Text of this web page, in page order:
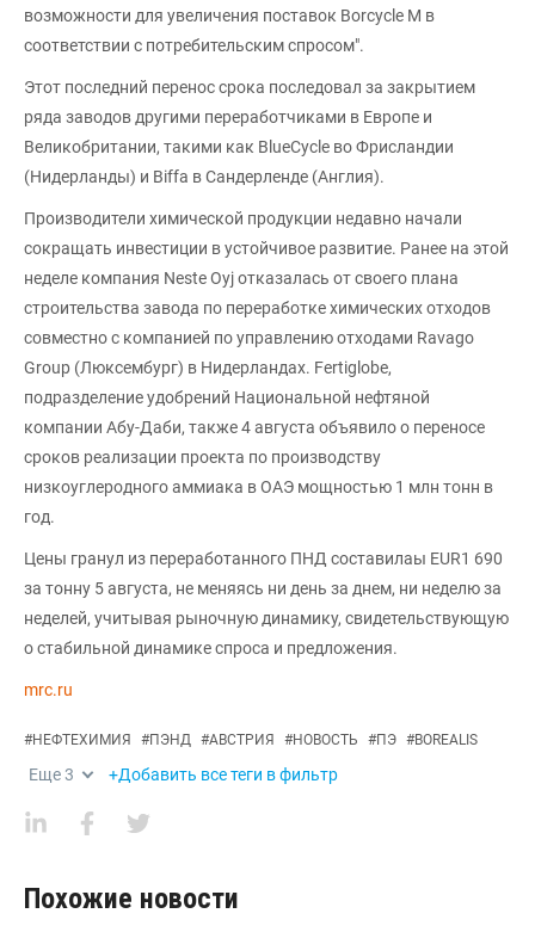
возможности для увеличения поставок Borcycle M в
соответствии с потребительским спросом".
Этот последний перенос срока последовал за закрытием
ряда заводов другими переработчиками в Европе и
Великобритании, такими как BlueCycle во Фрисландии
(Нидерланды) и Biffa в Сандерленде (Англия).
Производители химической продукции недавно начали
сокращать инвестиции в устойчивое развитие. Ранее на этой
неделе компания Neste Oyj отказалась от своего плана
строительства завода по переработке химических отходов
совместно с компанией по управлению отходами Ravago
Group (Люксембург) в Нидерландах. Fertiglobe,
подразделение удобрений Национальной нефтяной
компании Абу-Даби, также 4 августа объявило о переносе
сроков реализации проекта по производству
низкоуглеродного аммиака в ОАЭ мощностью 1 млн тонн в
год.
Цены гранул из переработанного ПНД составилаы EUR1 690
за тонну 5 августа, не меняясь ни день за днем, ни неделю за
неделей, учитывая рыночную динамику, свидетельствующую
о стабильной динамике спроса и предложения.
mrc.ru
#НЕФТЕХИМИЯ #ПЭНД #АВСТРИЯ #НОВОСТЬ #ПЭ #BOREALIS
Еще3 +Добавить все теги в фильтр
Похожие новости